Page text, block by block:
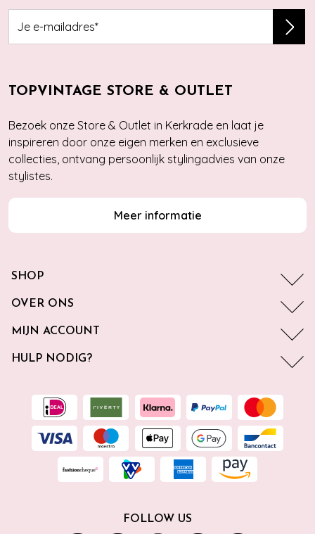
TOPVINTAGE STORE & OUTLET
Bezoek onze Store & Outlet in Kerkrade en laat je
inspireren door onze eigen merken en exclusieve
collecties, ontvang persoonlijk stylingadvies van onze
stylistes.
Meer informatie
SHOP
OVER ONS
MIJN ACCOUNT
HULP NODIG?
FOLLOW US